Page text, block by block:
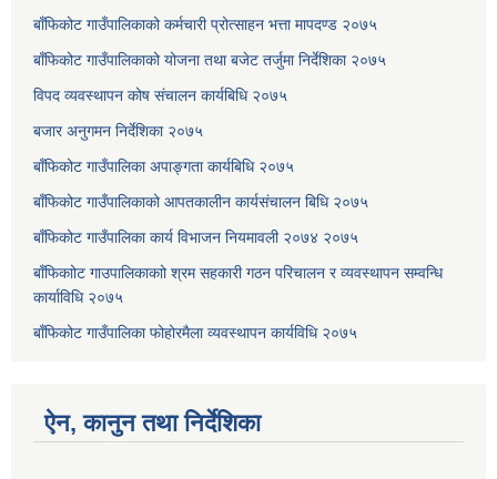
बाँफिकोट गाउँपालिकाको कर्मचारी प्रोत्साहन भत्ता मापदण्ड २०७५
बाँफिकोट गाउँपालिकाको योजना तथा बजेट तर्जुमा निर्देशिका २०७५
विपद व्यवस्थापन कोष संचालन कार्यबिधि २०७५
बजार अनुगमन निर्देशिका २०७५
बाँफिकोट गाउँपालिका अपाङ्गता कार्यबिधि २०७५
बाँफिकोट गाउँपालिकाको आपतकालीन कार्यसंचालन बिधि २०७५
बाँफिकोट गाउँपालिका कार्य विभाजन नियमावली २०७४ २०७५
बाँफिकाोट गाउपालिकाकाो श्रम सहकारी गठन परिचालन र व्यवस्थापन सम्वन्धि
कार्याविधि २०७५
बाँफिकोट गाउँपालिका फोहोरमैला व्यवस्थापन कार्यविधि २०७५
ऐन, कानुन तथा निर्देशिका